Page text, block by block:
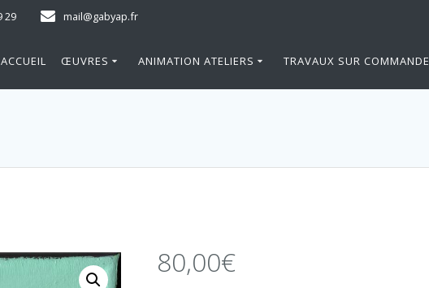
29 mail@gabyap.fr
ACCUEIL ŒUVRES ANIMATION ATELIERS TRAVAUX SUR COMMANDE
80,00€